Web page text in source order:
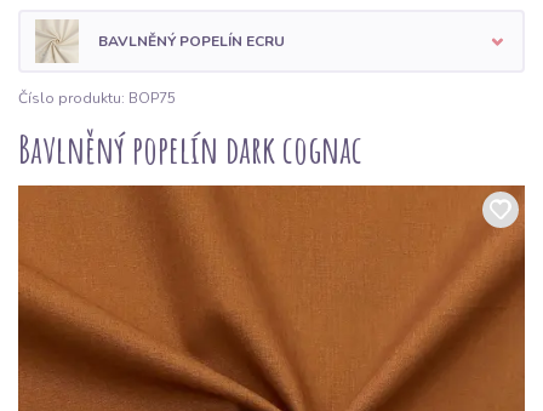
BAVLNĚNÝ POPELÍN ECRU
Číslo produktu: BOP75
Bavlněný popelín dark cognac